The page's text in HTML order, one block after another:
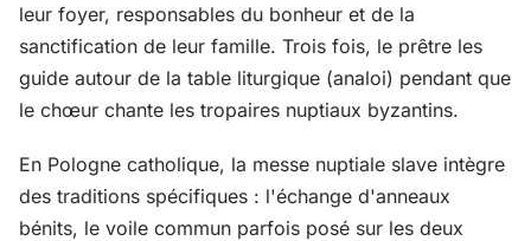
leur foyer, responsables du bonheur et de la
sanctification de leur famille. Trois fois, le prêtre les
guide autour de la table liturgique (analoi) pendant que
le chœur chante les tropaires nuptiaux byzantins.
En Pologne catholique, la messe nuptiale slave intègre
des traditions spécifiques : l'échange d'anneaux
bénits, le voile commun parfois posé sur les deux